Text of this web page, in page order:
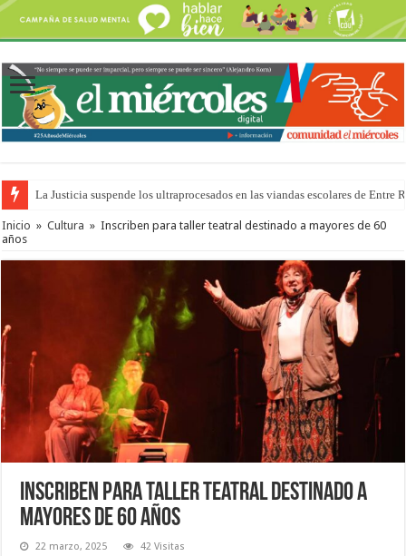
La Justicia suspende los ultraprocesados en las viandas escolares de Entre
Se presentará la obra “La Runfla de los Macanos”
Inicio » Cultura » Inscriben para taller teatral destinado a mayores de 60
años
Inscriben para taller teatral destinado a
mayores de 60 años
22 marzo, 2025 42 Visitas